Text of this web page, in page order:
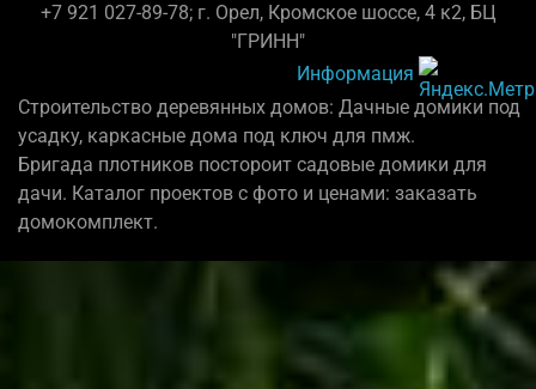
+7 921 027-89-78; г. Орел, Кромское шоссе, 4 к2, БЦ
"ГРИНН"
Информация
Строительство деревянных домов: Дачные домики под
усадку, каркасные дома под ключ для пмж.
Бригада плотников постороит садовые домики для
дачи. Каталог проектов с фото и ценами: заказать
домокомплект.